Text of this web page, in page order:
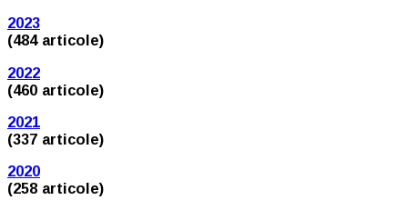
2023
(484 articole)
2022
(460 articole)
2021
(337 articole)
2020
(258 articole)